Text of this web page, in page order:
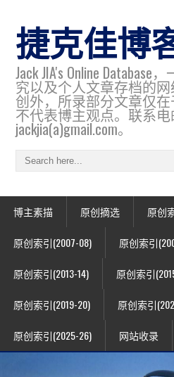
捷克佳博
Jack JIA's Online
究以及个人文章存档的
创外，所录部分文章仅
不代表博主观点。联系电
jackjia(a)gmail.com。
博主素描 原创摘选 原创
原创索引(2007-08) 原创索引
原创索引(2013-14) 原创索引
原创索引(2019-20) 原创索引
原创索引(2025-26) 网站收录